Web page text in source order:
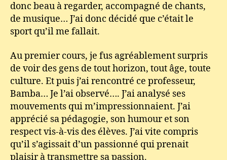
donc beau à regarder, accompagné de chants,
de musique… J’ai donc décidé que c’était le
sport qu’il me fallait.
Au premier cours, je fus agréablement surpris
de voir des gens de tout horizon, tout âge, toute
culture. Et puis j’ai rencontré ce professeur,
Bamba… Je l’ai observé…. J’ai analysé ses
mouvements qui m’impressionnaient. J’ai
apprécié sa pédagogie, son humour et son
respect vis-à-vis des élèves. J’ai vite compris
qu’il s’agissait d’un passionné qui prenait
plaisir à transmettre sa passion.